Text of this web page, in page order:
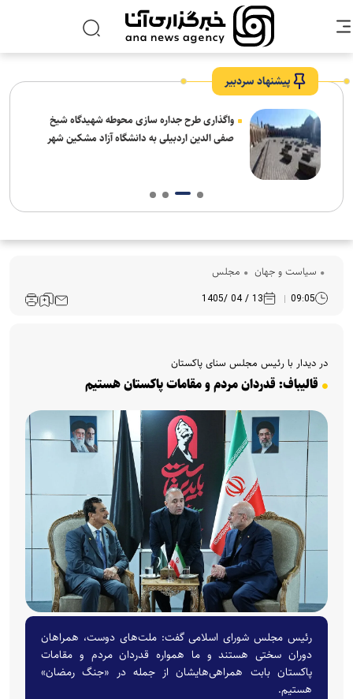
پیشنهاد سردبیر
واگذاری طرح جداره سازی محوطه شهیدگاه شیخ
صفی الدین اردبیلی به دانشگاه آزاد مشکین شهر
سیاست و جهان مجلس
09:05
13 / 04 /1405
در دیدار با رئیس مجلس سنای پاکستان
قالیباف: قدردان مردم و مقامات پاکستان هستیم
رئیس مجلس شورای اسلامی گفت: ملت‌های دوست، همراهان
دوران سختی هستند و ما همواره قدردان مردم و مقامات
پاکستان بابت همراهی‌هایشان از جمله در «جنگ رمضان»
هستیم.